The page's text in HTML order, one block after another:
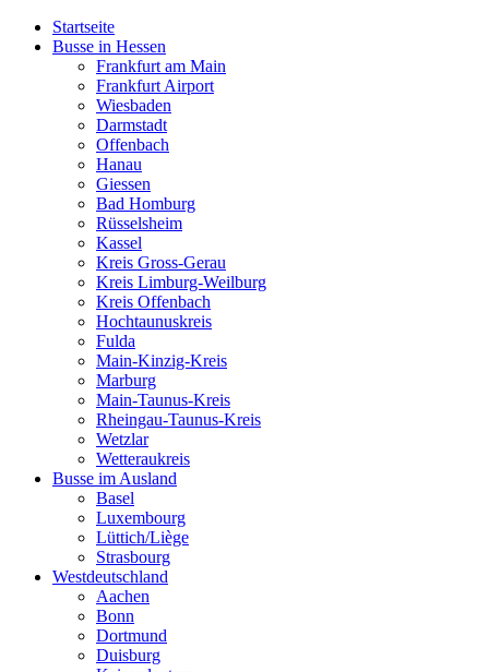
Startseite
Busse in Hessen
Frankfurt am Main
Frankfurt Airport
Wiesbaden
Darmstadt
Offenbach
Hanau
Giessen
Bad Homburg
Rüsselsheim
Kassel
Kreis Gross-Gerau
Kreis Limburg-Weilburg
Kreis Offenbach
Hochtaunuskreis
Fulda
Main-Kinzig-Kreis
Marburg
Main-Taunus-Kreis
Rheingau-Taunus-Kreis
Wetzlar
Wetteraukreis
Busse im Ausland
Basel
Luxembourg
Lüttich/Liège
Strasbourg
Westdeutschland
Aachen
Bonn
Dortmund
Duisburg